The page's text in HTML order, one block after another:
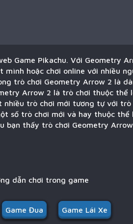
Game Pikachu. Với Geometry
hoặc chơi online với nhiều
trò chơi Geometry Arrow 2 là
Arrow 2 là trò chơi thuộc thể
nhiều trò chơi mới tương tự với trò
số trò chơi mới và hay thuộc thể
bạn thấy trò chơi Geometry
dẫn chơi trong game
Game Đua Game Lái Xe